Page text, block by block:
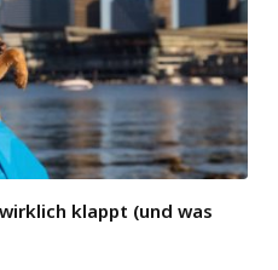
klappt (und was